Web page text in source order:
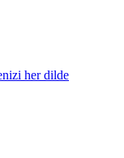
her dilde